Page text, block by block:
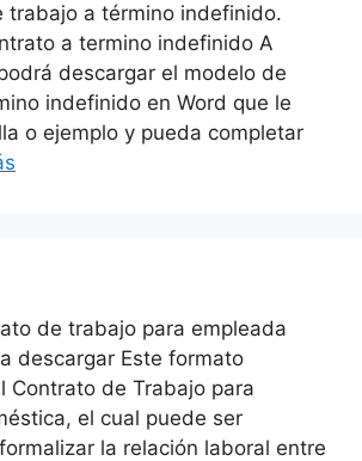
trabajo a término indefinido.
a termino indefinido A
descargar el modelo de
indefinido en Word que le
o ejemplo y pueda completar
de trabajo para empleada
descargar Este formato
Contrato de Trabajo para
el cual puede ser
la relación laboral entre